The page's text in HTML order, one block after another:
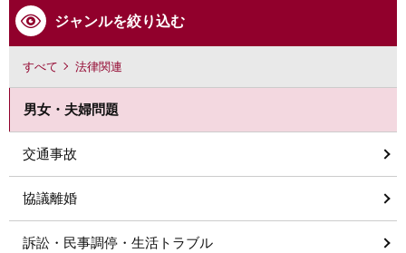
ジャンルを絞り込む
すべて 法律関連
男女・夫婦問題
交通事故
協議離婚
訴訟・民事調停・生活トラブル